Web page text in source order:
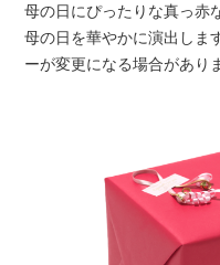
母の日にぴったりな真っ赤
母の日を華やかに演出しま
ーが変更になる場合があり